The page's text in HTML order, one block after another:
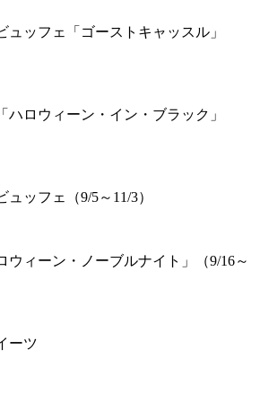
ュッフェ「ゴーストキャッスル」
ハロウィーン・イン・ブラック」
ッフェ（9/5～11/3）
ウィーン・ノーブルナイト」（9/16～
ーツ